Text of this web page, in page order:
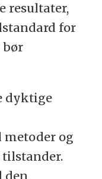
resultater,
for
bør
dyktige
metoder og
den